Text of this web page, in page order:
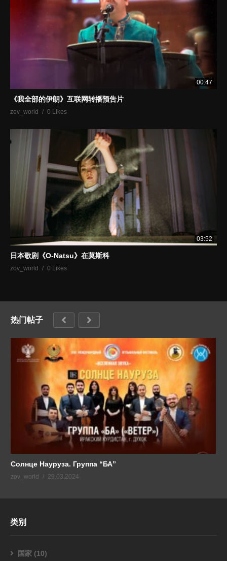
00:47
《我全部的伊朗》互联网转播预吿片
zov_world 0 Likes
03:52
日本歌剧《O-Natsu》在莫斯科
zov_world 0 Likes
热门帖子
Солнце Науруза. Группа “БА”
zov_world 29.03.2024
类别
国家 (10)